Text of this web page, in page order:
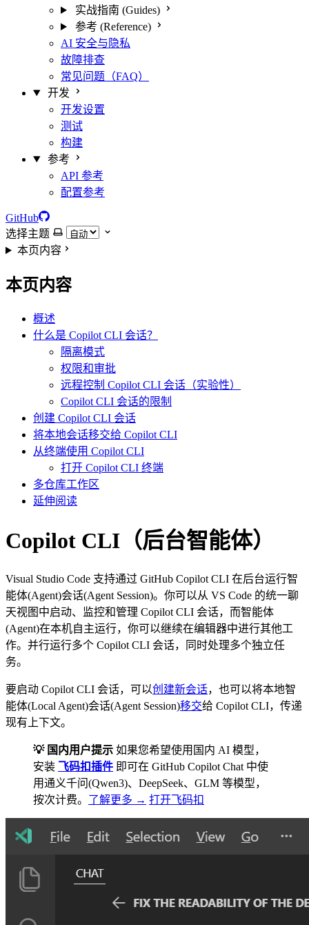
实战指南 (Guides)
参考 (Reference)
AI 安全与隐私
故障排查
常见问题（FAQ）
开发
开发设置
测试
构建
参考
API 参考
配置参考
GitHub
选择主题
本页内容
本页内容
概述
什么是 Copilot CLI 会话？
隔离模式
权限和审批
远程控制 Copilot CLI 会话（实验性）
Copilot CLI 会话的限制
创建 Copilot CLI 会话
将本地会话移交给 Copilot CLI
从终端使用 Copilot CLI
打开 Copilot CLI 终端
多仓库工作区
延伸阅读
Copilot CLI（后台智能体）
Visual Studio Code 支持通过 GitHub Copilot CLI 在后台运行智
能体(Agent)会话(Agent Session)。你可以从 VS Code 的统一聊
天视图中启动、监控和管理 Copilot CLI 会话，而智能体
(Agent)在本机自主运行，你可以继续在编辑器中进行其他工
作。并行运行多个 Copilot CLI 会话，同时处理多个独立任
务。
要启动 Copilot CLI 会话，可以创建新会话，也可以将本地智
能体(Local Agent)会话(Agent Session)移交给 Copilot CLI，传递
现有上下文。
💡 国内用户提示 如果您希望使用国内 AI 模型，
安装 飞码扣插件 即可在 GitHub Copilot Chat 中使
用通义千问(Qwen3)、DeepSeek、GLM 等模型，
按次计费。 了解更多 → 打开飞码扣